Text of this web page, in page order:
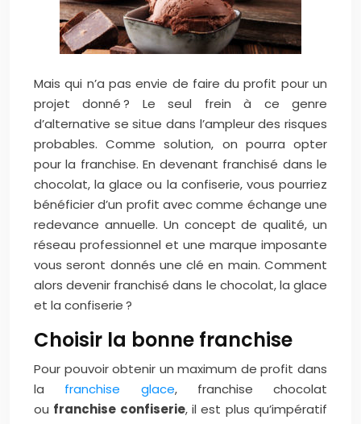
Mais qui n’a pas envie de faire du profit pour un
projet donné ? Le seul frein à ce genre
d’alternative se situe dans l’ampleur des risques
probables. Comme solution, on pourra opter
pour la franchise. En devenant franchisé dans le
chocolat, la glace ou la confiserie, vous pourriez
bénéficier d’un profit avec comme échange une
redevance annuelle. Un concept de qualité, un
réseau professionnel et une marque imposante
vous seront donnés une clé en main. Comment
alors devenir franchisé dans le chocolat, la glace
et la confiserie ?
Choisir la bonne franchise
Pour pouvoir obtenir un maximum de profit dans
la franchise glace, franchise chocolat
ou franchise confiserie, il est plus qu’impératif